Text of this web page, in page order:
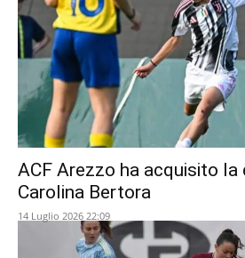
ACF Arezzo ha acquisito la
Carolina Bertora
14 Luglio 2026 22:09